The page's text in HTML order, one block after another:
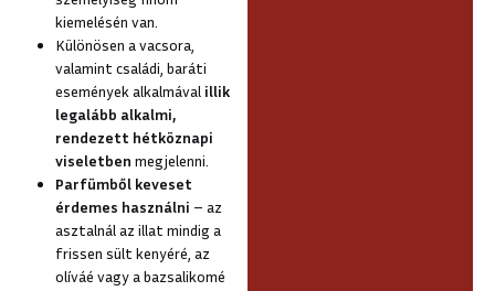
kiemelésén van.
Különösen a vacsora,
valamint családi, baráti
események alkalmával illik
legalább alkalmi,
rendezett hétköznapi
viseletben megjelenni.
Parfümből keveset
érdemes használni – az
asztalnál az illat mindig a
frissen sült kenyéré, az
olíváé vagy a bazsalikomé